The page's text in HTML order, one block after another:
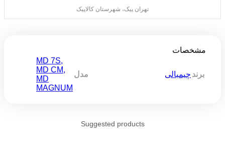
تهران پیک، شهرستان کالاپیک
مشخصات
برند چیمبالی مدل
MD 7S,
MD CM,
MD
MAGNUM
Suggested products